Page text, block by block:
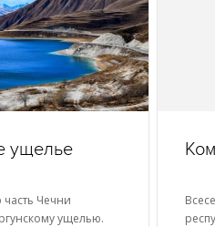
ущелье
Чечни
ущелью.